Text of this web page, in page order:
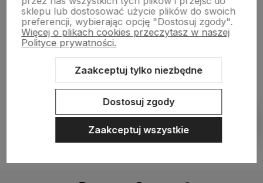
Sklep internetowy Shoper.pl Szablon Shoper Modern 3.0™
sklepu lub dostosować użycie plików do swoich
preferencji, wybierając opcję "Dostosuj zgody".
Więcej o plikach cookies przeczytasz w naszej
Polityce prywatności.
Zaakceptuj tylko niezbędne
Dostosuj zgody
Zaakceptuj wszystkie